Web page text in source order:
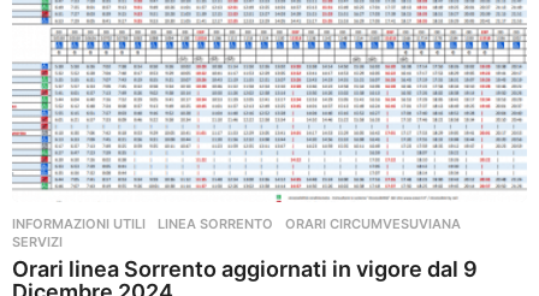
INFORMAZIONI UTILI ,LINEA SORRENTO ,ORARI CIRCUMVESUVIANA
SERVIZI
Orari linea Sorrento aggiornati in vigore dal 9